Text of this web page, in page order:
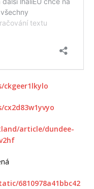
ckgeer1lkylo
article/dundee-
6810978a41bbc42